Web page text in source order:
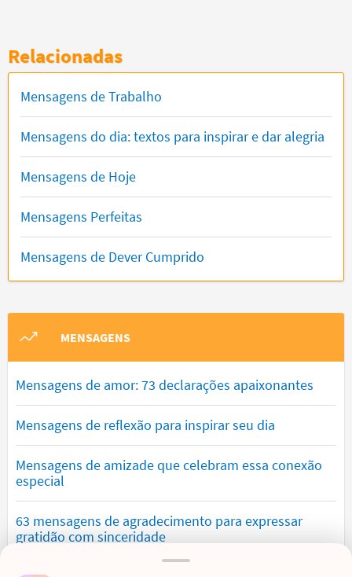
Relacionadas
Mensagens de Trabalho
Mensagens do dia: textos para inspirar e dar alegria
Mensagens de Hoje
Mensagens Perfeitas
Mensagens de Dever Cumprido
MENSAGENS
Mensagens de amor: 73 declarações apaixonantes
Mensagens de reflexão para inspirar seu dia
Mensagens de amizade que celebram essa conexão
especial
63 mensagens de agradecimento para expressar
gratidão com sinceridade